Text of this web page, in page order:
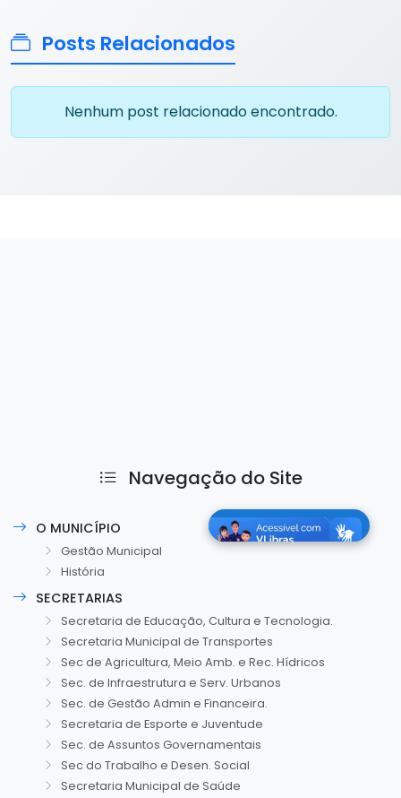
Posts Relacionados
Nenhum post relacionado encontrado.
Navegação do Site
O MUNICÍPIO
Gestão Municipal
História
SECRETARIAS
Secretaria de Educação, Cultura e Tecnologia.
Secretaria Municipal de Transportes
Sec de Agricultura, Meio Amb. e Rec. Hídricos
Sec. de Infraestrutura e Serv. Urbanos
Sec. de Gestão Admin e Financeira.
Secretaria de Esporte e Juventude
Sec. de Assuntos Governamentais
Sec do Trabalho e Desen. Social
Secretaria Municipal de Saúde